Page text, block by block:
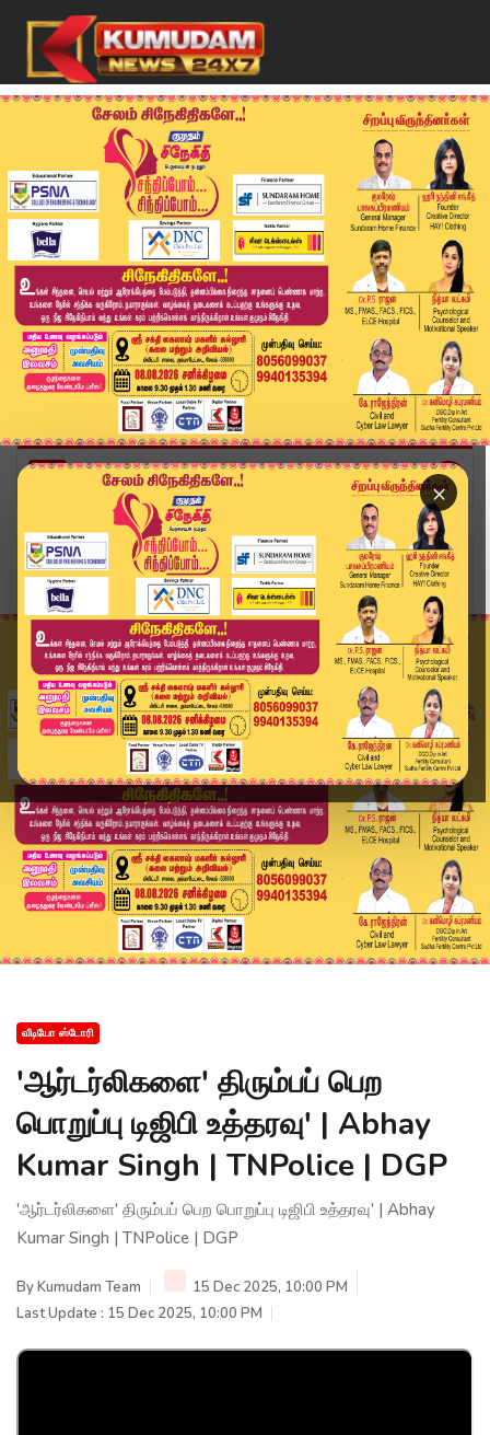
×
Home
வீடியோ ஸ்டோரி
'ஆர்டர்லிகளை' திரும்பப் பெற பொறுப்பு டிஜிபி உத்...
வீடியோ ஸ்டோரி
'ஆர்டர்லிகளை' திரும்பப் பெற
பொறுப்பு டிஜிபி உத்தரவு' | Abhay
Kumar Singh | TNPolice | DGP
'ஆர்டர்லிகளை' திரும்பப் பெற பொறுப்பு டிஜிபி உத்தரவு' | Abhay
Kumar Singh | TNPolice | DGP
ByKumudam Team
15 Dec 2025, 10:00 PM
Last Update : 15 Dec 2025, 10:00 PM